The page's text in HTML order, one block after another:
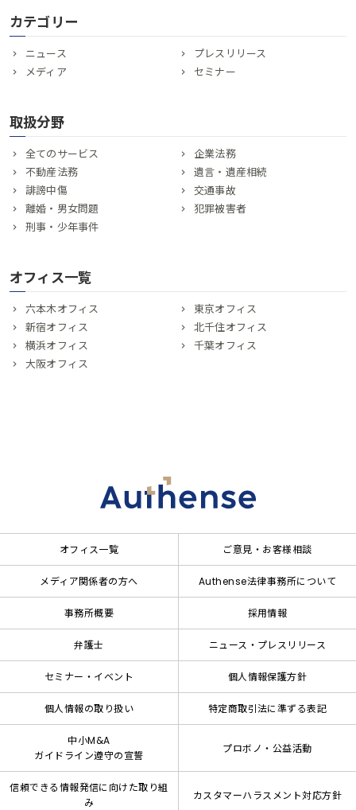
カテゴリー
ニュース
プレスリリース
メディア
セミナー
取扱分野
全てのサービス
企業法務
不動産法務
遺言・遺産相続
誹謗中傷
交通事故
離婚・男女問題
犯罪被害者
刑事・少年事件
オフィス一覧
六本木オフィス
東京オフィス
新宿オフィス
北千住オフィス
横浜オフィス
千葉オフィス
大阪オフィス
オフィス一覧 ご意見・お客様相談
メディア関係者の方へ Authense法律事務所について
事務所概要 採用情報
弁護士 ニュース・プレスリリース
セミナー・イベント 個人情報保護方針
個人情報の取り扱い 特定商取引法に準ずる表記
中小M&A
ガイドライン遵守の宣誓
プロボノ・公益活動
信頼できる情報発信に向けた取り組
み
カスタマーハラスメント対応方針